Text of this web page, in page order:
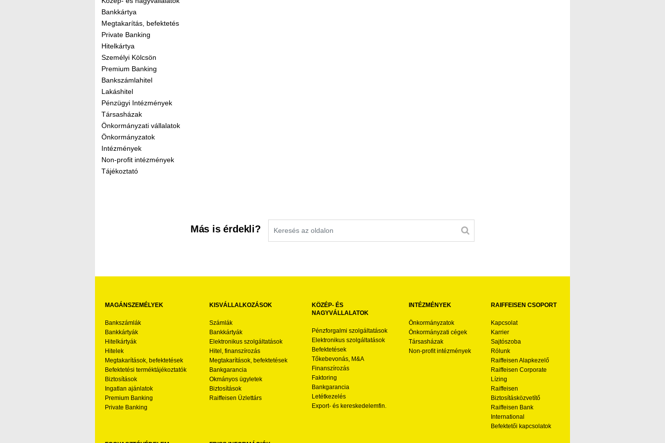
Bankkártya
Megtakarítás, befektetés
Private Banking
Hitelkártya
Személyi Kölcsön
Premium Banking
Bankszámlahitel
Lakáshitel
Pénzügyi Intézmények
Társasházak
Önkormányzati vállalatok
Önkormányzatok
Intézmények
Non-profit intézmények
Tájékoztató
Más is érdekli?
MAGÁNSZEMÉLYEK
Bankszámlák
Bankkártyák
Hitelkártyák
Hitelek
Megtakarítások, befektetések
Befektetési terméktájékoztatók
Biztosítások
Ingatlan ajánlatok
Premium Banking
Private Banking
KISVÁLLALKOZÁSOK
Számlák
Bankkártyák
Elektronikus szolgáltatások
Hitel, finanszírozás
Megtakarítások, befektetések
Bankgarancia
Okmányos ügyletek
Biztosítások
Raiffeisen Üzlettárs
KÖZÉP- ÉS
NAGYVÁLLALATOK
Pénzforgalmi szolgáltatások
Elektronikus szolgáltatások
Befektetések
Tőkebevonás, M&A
Finanszírozás
Faktoring
Bankgarancia
Letétkezelés
Export- és kereskedelemfin.
INTÉZMÉNYEK
Önkormányzatok
Önkormányzati cégek
Társasházak
Non-profit intézmények
RAIFFEISEN CSOPORT
Kapcsolat
Karrier
Sajtószoba
Rólunk
Raiffeisen Alapkezelő
Raiffeisen Corporate
Lízing
Raiffeisen
Biztosításközvetítő
Raiffeisen Bank
International
Befektetői kapcsolatok